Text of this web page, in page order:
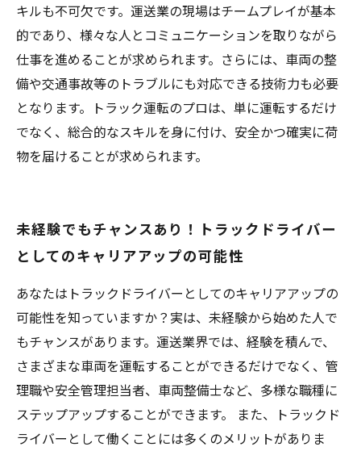
キルも不可欠です。運送業の現場はチームプレイが基本
的であり、様々な人とコミュニケーションを取りながら
仕事を進めることが求められます。さらには、車両の整
備や交通事故等のトラブルにも対応できる技術力も必要
となります。トラック運転のプロは、単に運転するだけ
でなく、総合的なスキルを身に付け、安全かつ確実に荷
物を届けることが求められます。
未経験でもチャンスあり！トラックドライバー
としてのキャリアアップの可能性
あなたはトラックドライバーとしてのキャリアアップの
可能性を知っていますか？実は、未経験から始めた人で
もチャンスがあります。運送業界では、経験を積んで、
さまざまな車両を運転することができるだけでなく、管
理職や安全管理担当者、車両整備士など、多様な職種に
ステップアップすることができます。 また、トラックド
ライバーとして働くことには多くのメリットがありま